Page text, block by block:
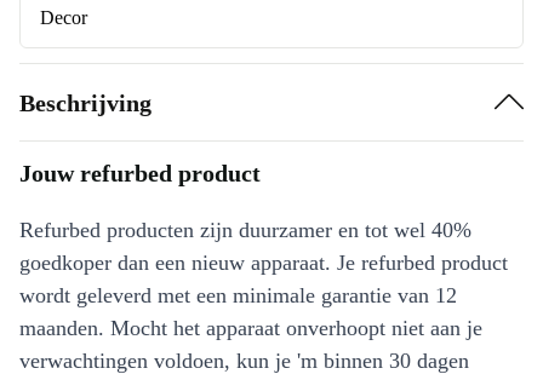
Decor
Beschrijving
Jouw refurbed product
Refurbed producten zijn duurzamer en tot wel 40%
goedkoper dan een nieuw apparaat. Je refurbed product
wordt geleverd met een minimale garantie van 12
maanden. Mocht het apparaat onverhoopt niet aan je
verwachtingen voldoen, kun je 'm binnen 30 dagen